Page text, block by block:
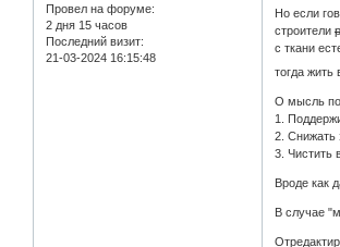
Провел на форуме:
2 дня 15 часов
Последний визит:
21-03-2024 16:15:48
Но если
строители
с ткани
тогда жить
О мысль
1.
2. Снижать
3. Чистить
Вроде как
В случае